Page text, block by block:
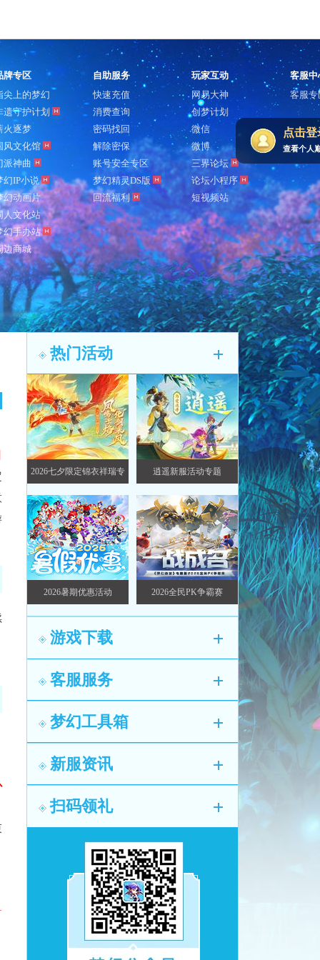
牌专区 自助服务 玩家互动
客服中
尖上的梦幻
遗守护计划
火逐梦
风文化馆
派神曲
幻IP小说
幻动画片
人文化站
幻手办站
边商城
快速充值
消费查询
密码找回
解除密保
账号安全专区
梦幻精灵DS版
回流福利
网易大神
创梦计划
微信
微博
三界论坛
论坛小程序
短视频站
客服专
点击登
查看个人
热门活动
2026七夕限定锦衣祥瑞专
题
逍遥新服活动专题
2026暑期优惠活动 2026全民PK争霸赛
游戏下载
客服服务
梦幻工具箱
新服资讯
扫码领礼